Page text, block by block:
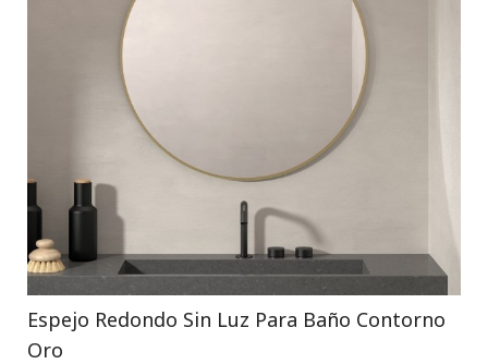
Espejo Redondo Sin Luz Para Baño Contorno
Oro